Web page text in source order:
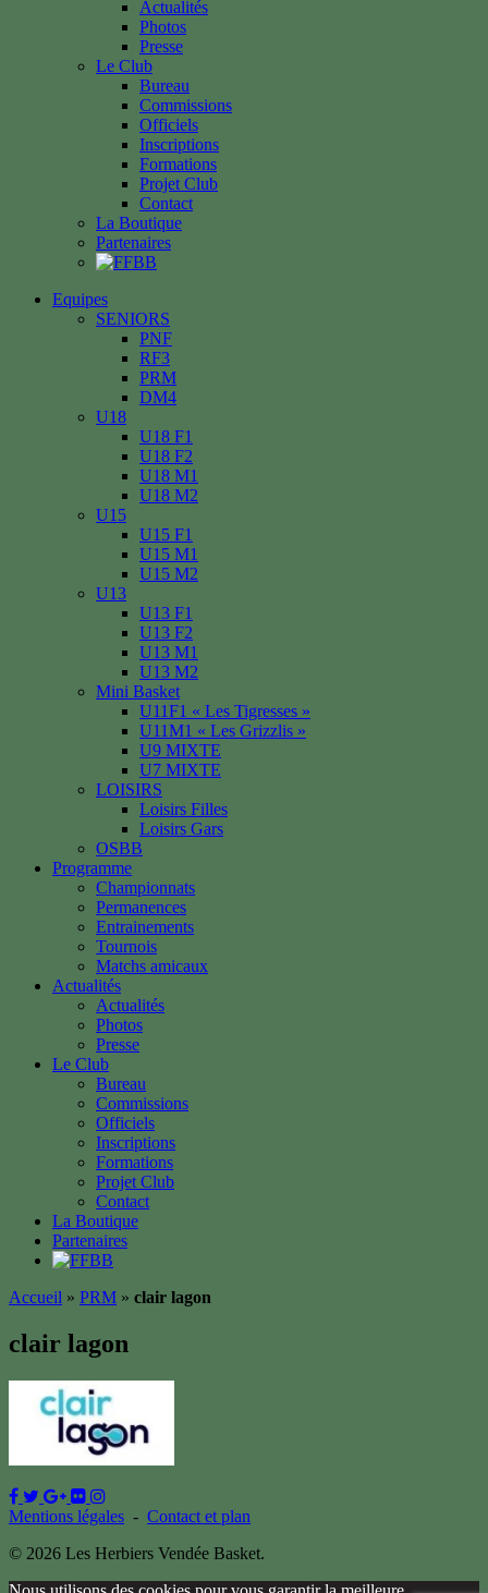
Actualités
Photos
Presse
Le Club
Bureau
Commissions
Officiels
Inscriptions
Formations
Projet Club
Contact
La Boutique
Partenaires
Equipes
SENIORS
PNF
RF3
PRM
DM4
U18
U18 F1
U18 F2
U18 M1
U18 M2
U15
U15 F1
U15 M1
U15 M2
U13
U13 F1
U13 F2
U13 M1
U13 M2
Mini Basket
U11F1 « Les Tigresses »
U11M1 « Les Grizzlis »
U9 MIXTE
U7 MIXTE
LOISIRS
Loisirs Filles
Loisirs Gars
OSBB
Programme
Championnats
Permanences
Entrainements
Tournois
Matchs amicaux
Actualités
Actualités
Photos
Presse
Le Club
Bureau
Commissions
Officiels
Inscriptions
Formations
Projet Club
Contact
La Boutique
Partenaires
Accueil » PRM » clair lagon
clair lagon
Mentions légales - Contact et plan
© 2026 Les Herbiers Vendée Basket.